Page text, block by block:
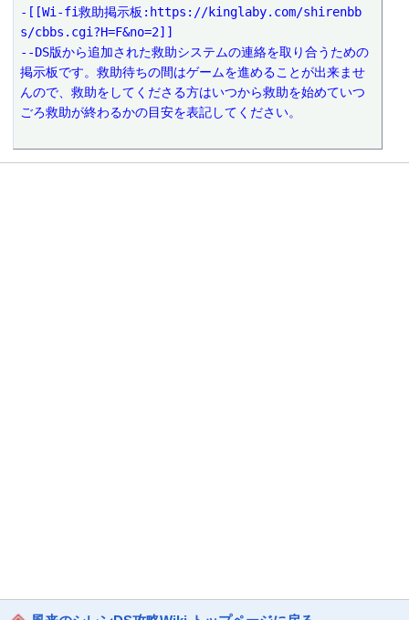
-[[Wi-fi救助掲示板:https://kinglaby.com/shirenbb
s/cbbs.cgi?H=F&no=2]]
--DS版から追加された救助システムの連絡を取り合うための
掲示板です。救助待ちの間はゲームを進めることが出来ませ
んので、救助をしてくださる方はいつから救助を始めていつ
ごろ救助が終わるかの目安を表記してください。